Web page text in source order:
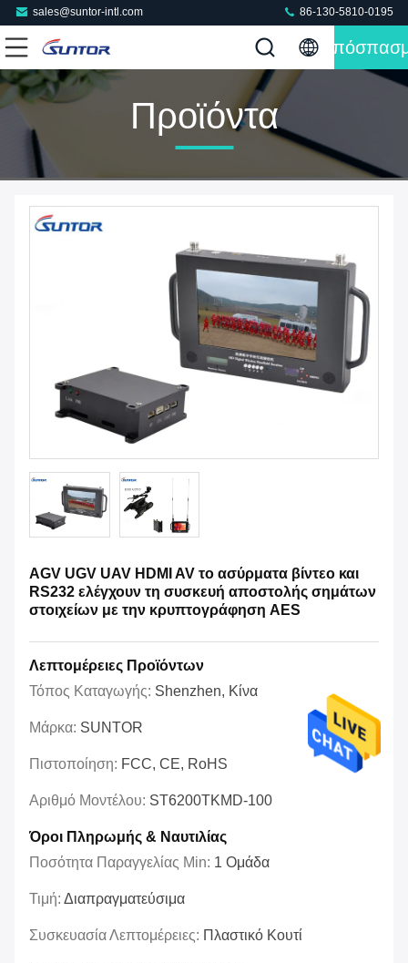
sales@suntor-intl.com 86-130-5810-0195
Προϊόντα
AGV UGV UAV HDMI AV το ασύρματα βίντεο και
RS232 ελέγχουν τη συσκευή αποστολής σημάτων
στοιχείων με την κρυπτογράφηση AES
Λεπτομέρειες Προϊόντων
Τόπος Καταγωγής: Shenzhen, Κίνα
Μάρκα: SUNTOR
Πιστοποίηση: FCC, CE, RoHS
Αριθμό Μοντέλου: ST6200TKMD-100
Όροι Πληρωμής & Ναυτιλίας
Ποσότητα Παραγγελίας Min: 1 Ομάδα
Τιμή: Διαπραγματεύσιμα
Συσκευασία Λεπτομέρειες: Πλαστικό Κουτί